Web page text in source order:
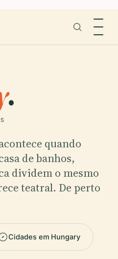
.
quando
de banhos,
dividem o mesmo
teatral. De perto
Cidades em Hungary